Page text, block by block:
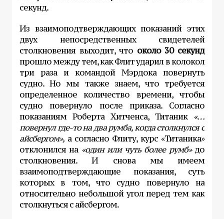
секунд.
Из взаимоподтверждающих показаний этих
двух непосредственных свидетелей
столкновения выходит, что около 30 секунд
прошло между тем, как Флит ударил в колокол
три раза и командой Мэрдока повернуть
судно. Но мы также знаем, что требуется
определенное количество времени, чтобы
судно повернуло после приказа. Согласно
показаниям Роберта Хитченса, Титаник «…
повернул где-то на два румба, когда столкнулся с
айсбергом», а согласно Флиту, курс «Титаника»
отклонился на «один или чуть более румб»до
столкновения. И снова мы имеем
взаимоподтверждающие показания, суть
которых в том, что судно повернуло на
относительно небольшой угол перед тем как
столкнуться с айсбергом.